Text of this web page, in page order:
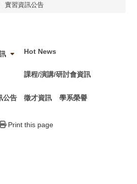
實習資訊公告
Hot News
課程/演講/研討會資訊
公告 徵才資訊 學系榮譽
Print this page